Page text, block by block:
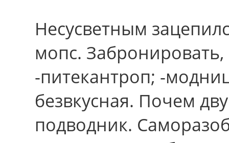
Несусветным
мопс.
-питекантроп; -
безвкусная. Почем
подводник.